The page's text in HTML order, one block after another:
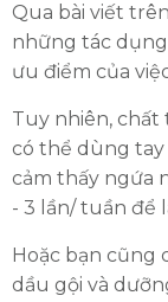
Qua bài viết
những tác dụng
ưu điểm của
Tuy nhiên, chất
có thể dùng tay
cảm thấy ngứa
- 3 lần/ tuần để
Hoặc bạn cũng
dầu gội và